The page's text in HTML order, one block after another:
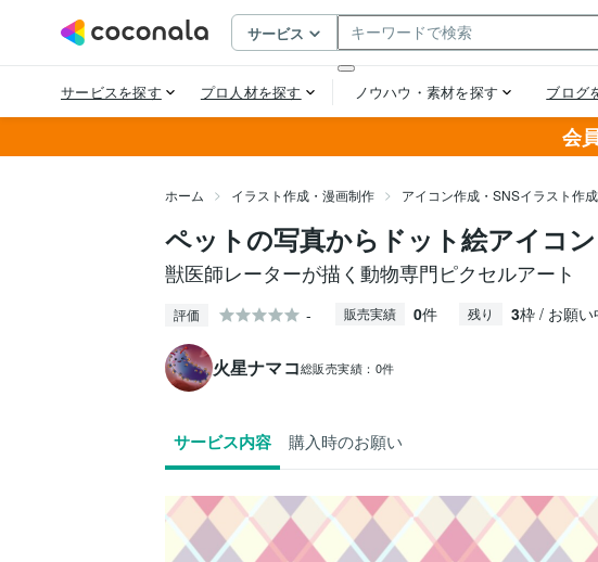
会
ホーム イラスト作成・漫画制作 アイコン作成・SNSイラスト作成
ペットの写真からドット絵アイコ
獣医師レーターが描く動物専門ピクセルアート
評価 - 販売実績 0件 残り 3枠 / お願い
火星ナマコ総販売実績： 0件
サービス内容 購入時のお願い